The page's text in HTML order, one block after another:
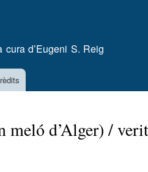
d’Eugeni S. Reig
d’Alger) /